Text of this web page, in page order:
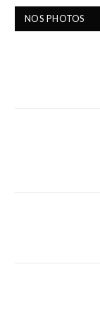
NOS PHOTOS